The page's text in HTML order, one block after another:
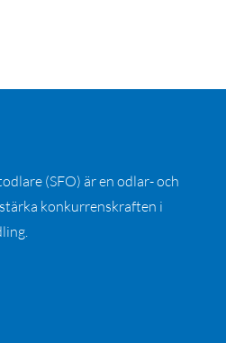
(SFO) är en odlar- och
konkurrenskraften i